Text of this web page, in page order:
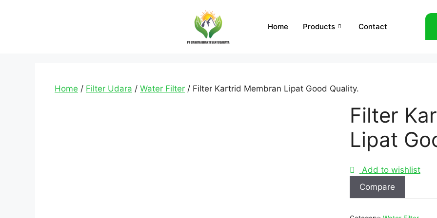
Home Products Contact
Home / Filter Udara / Water Filter / Filter Kartrid Membran Lipat Good Quality.
Filter
Lipat
Add to wishlist
Compare